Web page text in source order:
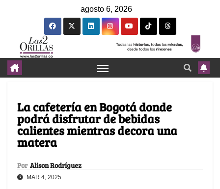
agosto 6, 2026
La cafetería en Bogotá donde
podrá disfrutar de bebidas
calientes mientras decora una
matera
Por Alison Rodríguez
MAR 4, 2025